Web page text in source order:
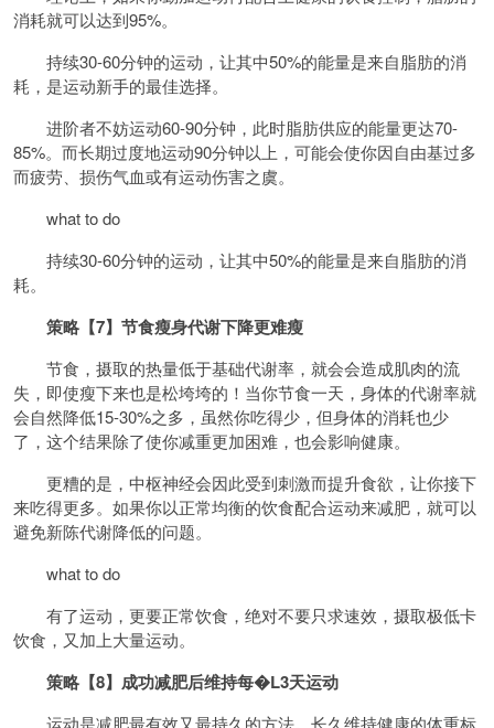
消耗就可以达到95%。
持续30-60分钟的运动，让其中50%的能量是来自脂肪的消
耗，是运动新手的最佳选择。
进阶者不妨运动60-90分钟，此时脂肪供应的能量更达70-
85%。而长期过度地运动90分钟以上，可能会使你因自由基过多
而疲劳、损伤气血或有运动伤害之虞。
what to do
持续30-60分钟的运动，让其中50%的能量是来自脂肪的消
耗。
策略【7】节食瘦身代谢下降更难瘦
节食，摄取的热量低于基础代谢率，就会会造成肌肉的流
失，即使瘦下来也是松垮垮的！当你节食一天，身体的代谢率就
会自然降低15-30%之多，虽然你吃得少，但身体的消耗也少
了，这个结果除了使你减重更加困难，也会影响健康。
更糟的是，中枢神经会因此受到刺激而提升食欲，让你接下
来吃得更多。如果你以正常均衡的饮食配合运动来减肥，就可以
避免新陈代谢降低的问题。
what to do
有了运动，更要正常饮食，绝对不要只求速效，摄取极低卡
饮食，又加上大量运动。
策略【8】成功减肥后维持每�L3天运动
运动是减肥最有效又最持久的方法。长久维持健康的体重标